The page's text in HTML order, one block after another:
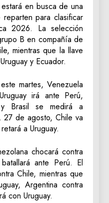
en busca de una
para clasificar
2026. La selección
B en compañía de
mientras que la llave
y Ecuador.
martes, Venezuela
irá ante Perú,
Brasil se medirá a
27 de agosto, Chile va
a Uruguay.
chocará contra
ante Perú. El
Chile, mientras que
Argentina contra
con Uruguay.